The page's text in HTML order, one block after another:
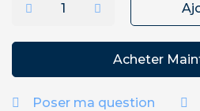
Acheter
Poser ma question